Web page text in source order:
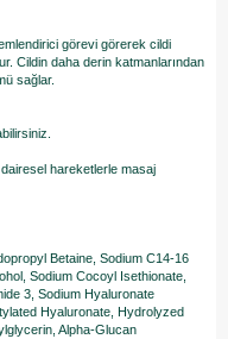
görevi görerek cildi
Cildin daha derin katmanlarından
sağlar.
hareketlerle masaj
Betaine, Sodium C14-16
Sodium Cocoyl Isethionate,
3, Sodium Hyaluronate
Hyaluronate, Hydrolyzed
Alpha-Glucan